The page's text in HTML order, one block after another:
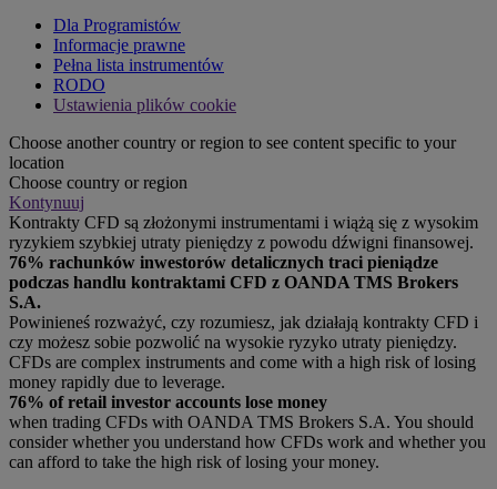
Dla Programistów
Informacje prawne
Pełna lista instrumentów
RODO
Ustawienia plików cookie
Choose another country or region to see content specific to your
location
Choose country or region
Kontynuuj
Kontrakty CFD są złożonymi instrumentami i wiążą się z wysokim
ryzykiem szybkiej utraty pieniędzy z powodu dźwigni finansowej.
76% rachunków inwestorów detalicznych traci pieniądze
podczas handlu kontraktami CFD z OANDA TMS Brokers
S.A.
Powinieneś rozważyć, czy rozumiesz, jak działają kontrakty CFD i
czy możesz sobie pozwolić na wysokie ryzyko utraty pieniędzy.
CFDs are complex instruments and come with a high risk of losing
money rapidly due to leverage.
76% of retail investor accounts lose money
when trading CFDs with OANDA TMS Brokers S.A. You should
consider whether you understand how CFDs work and whether you
can afford to take the high risk of losing your money.